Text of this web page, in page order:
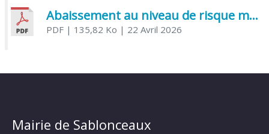
Abaissement au niveau de risque modéré de l’Influenza aviaire
PDF| 135,82 Ko | 22 Avril 2026
Mairie de Sablonceaux